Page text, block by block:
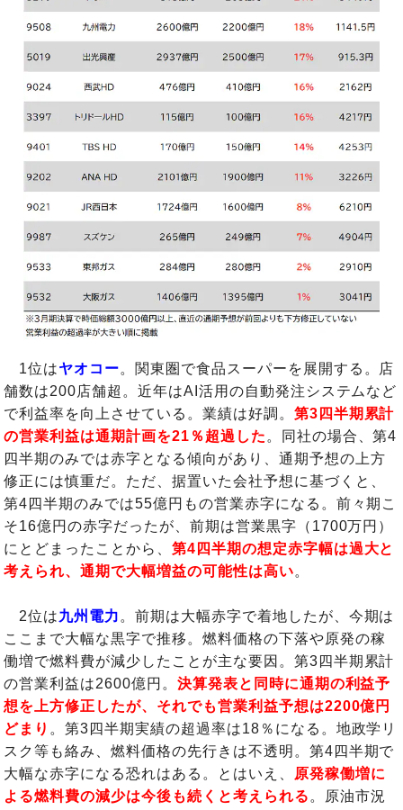
1位はヤオコー。関東圏で食品スーパーを展開する。店
舗数は200店舗超。近年はAI活用の自動発注システムなど
で利益率を向上させている。業績は好調。 第3四半期累計
の営業利益は通期計画を21％超過した。同社の場合、第4
四半期のみでは赤字となる傾向があり、通期予想の上方
修正には慎重だ。ただ、据置いた会社予想に基づくと、
第4四半期のみでは55億円もの営業赤字になる。前々期こ
そ16億円の赤字だったが、前期は営業黒字（1700万円）
にとどまったことから、第4四半期の想定赤字幅は過大と
考えられ、通期で大幅増益の可能性は高い。
2位は九州電力。前期は大幅赤字で着地したが、今期は
ここまで大幅な黒字で推移。燃料価格の下落や原発の稼
働増で燃料費が減少したことが主な要因。第3四半期累計
の営業利益は2600億円。 決算発表と同時に通期の利益予
想を上方修正したが、それでも営業利益予想は2200億円
どまり 。第3四半期実績の超過率は18％になる。地政学リ
スク等も絡み、燃料価格の先行きは不透明。第4四半期で
大幅な赤字になる恐れはある。とはいえ、 原発稼働増に
よる燃料費の減少は今後も続くと考えられる。原油市況